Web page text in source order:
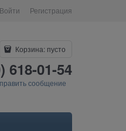
Войти Регистрация
Корзина: пусто
618-01-54
сообщение